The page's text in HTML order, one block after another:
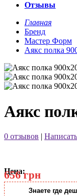
Отзывы
Главная
Бренд
Мастер Форм
Аякс полка
Аякс
0 отзывов |
Цена:
656 грн
Знаете где